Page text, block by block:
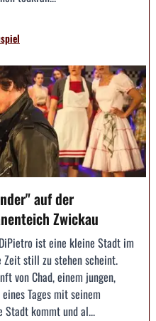
auf der
Zwickau
ist eine kleine Stadt im
Zeit still zu stehen scheint.
von Chad, einem jungen,
Tages mit seinem
Stadt kommt und al...